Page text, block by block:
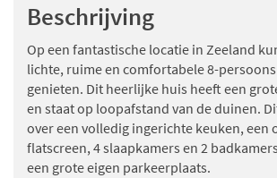
Beschrijving
Op een fantastische locatie in Zeeland
lichte, ruime en comfortabele 8-
genieten. Dit heerlijke huis heeft een
en staat op loopafstand van de duinen.
over een volledig ingerichte keuken, een
flatscreen, 4 slaapkamers en 2
een grote eigen parkeerplaats.